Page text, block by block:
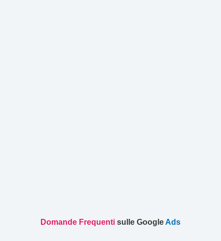
Domande Frequenti sulle GoogleAds